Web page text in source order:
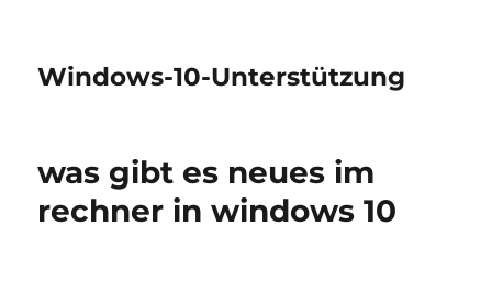
Windows-10-Unterstützung
was gibt es neues im
rechner in windows 10